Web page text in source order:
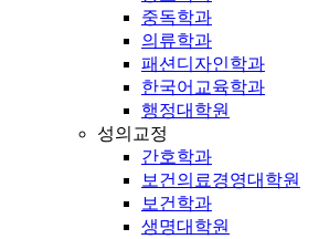
중독학과
의류학과
패션디자인학과
한국어교육학과
행정대학원
성의교정
간호학과
보건의료경영대학원
보건학과
생명대학원